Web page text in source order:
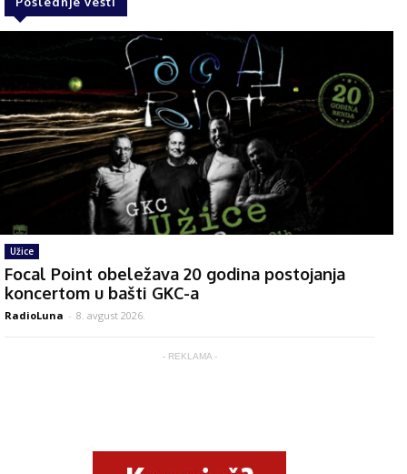
Užice
Focal Point obeležava 20 godina postojanja
koncertom u bašti GKC-a
RadioLuna - 8. avgust 2026.
- REKLAMA -